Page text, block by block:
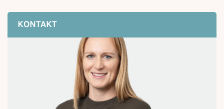
KONTAKT